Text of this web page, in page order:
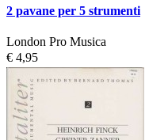
2 pavane per 5 strumenti
London Pro Musica
€ 4,95